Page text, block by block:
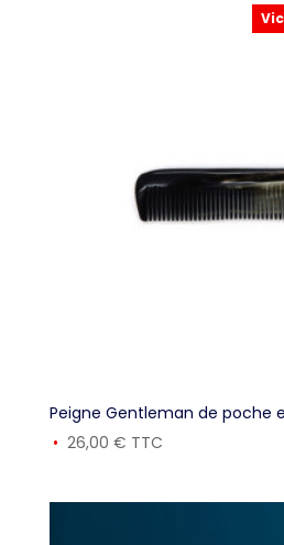
Peigne Gentleman de poche
26,00 € TTC